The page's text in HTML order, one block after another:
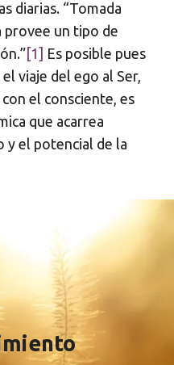
diarias. “Tomada
provee un tipo de
[1] Es posible pues
viaje del ego al Ser,
el consciente, es
que acarrea
y el potencial de la